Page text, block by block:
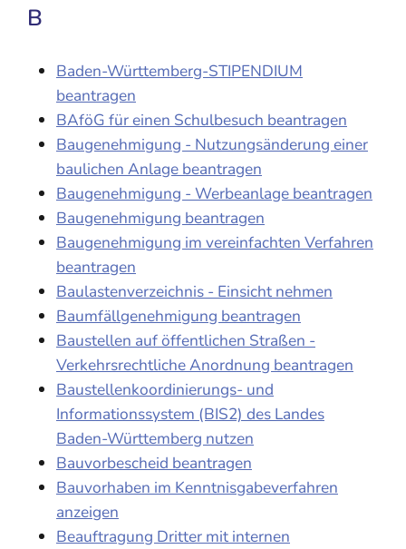
B
Baden-Württemberg-STIPENDIUM
beantragen
BAföG für einen Schulbesuch beantragen
Baugenehmigung - Nutzungsänderung einer
baulichen Anlage beantragen
Baugenehmigung - Werbeanlage beantragen
Baugenehmigung beantragen
Baugenehmigung im vereinfachten Verfahren
beantragen
Baulastenverzeichnis - Einsicht nehmen
Baumfällgenehmigung beantragen
Baustellen auf öffentlichen Straßen -
Verkehrsrechtliche Anordnung beantragen
Baustellenkoordinierungs- und
Informationssystem (BIS2) des Landes
Baden-Württemberg nutzen
Bauvorbescheid beantragen
Bauvorhaben im Kenntnisgabeverfahren
anzeigen
Beauftragung Dritter mit internen